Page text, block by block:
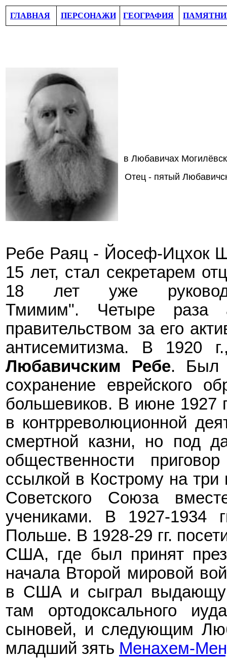
ГЛАВНАЯ ПЕРСОНАЖИ ГЕОГРАФИЯ
в Любавичах
Отец - пятый
Ребе Раяц - Йосеф-Ицхок
15 лет, стал секретарем
18 лет уже
Тмимим". Четыре раза
правительством за его
антисемитизма. В 1920
Любавичским Ребе. Был
сохранение еврейского
большевиков. В июне 1927
в контрреволюционной
смертной казни, но под
общественности
ссылкой в Кострому на
Советского Союза
учениками. В 1927-1934
Польше. В 1928-29 гг.
США, где был принят
начала Второй мировой
в США и сыграл
там ортодоксального
сыновей, и следующим
младший зять Менахем-